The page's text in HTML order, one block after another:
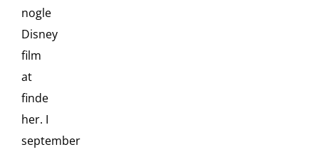
nogle
Disney
film
at
finde
her. I
september